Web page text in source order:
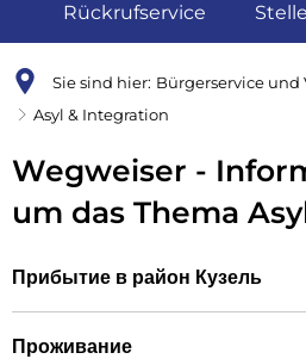
Rückrufservice
Sie sind hier: Bürgerservice und
Asyl & Integration
Wegweiser
Russisch
Wegweiser -
um das Thema
Прибытие в район Кузель
Проживание